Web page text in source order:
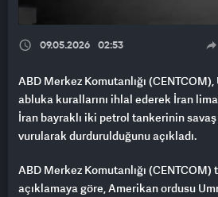
09.05.2026 02:53
ABD Merkez Komutanlığı
abluka kurallarını ihlal ederek İran
İran bayraklı iki petrol tankerinin
vurularak durdurulduğunu açıkladı.
ABD Merkez Komutanlığı (CENTCOM)
açıklamaya göre, Amerikan ordusu